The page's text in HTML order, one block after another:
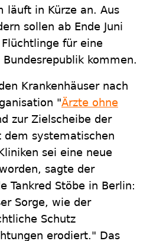
läuft in Kürze an. Aus
sollen ab Ende Juni
für eine
kommen.
Krankenhäuser nach
"Ärzte ohne
zur Zielscheibe der
systematischen
sei eine neue
sagte der
Tankred Stöbe in Berlin:
Sorge, wie der
Schutz
erodiert." Das